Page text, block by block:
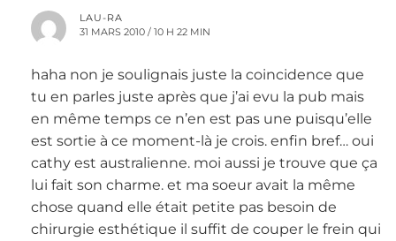
LAU-RA
31 MARS 2010 / 10 H 22 MIN
haha non je soulignais juste la coincidence que
tu en parles juste après que j’ai evu la pub mais
en même temps ce n’en est pas une puisqu’elle
est sortie à ce moment-là je crois. enfin bref… oui
cathy est australienne. moi aussi je trouve que ça
lui fait son charme. et ma soeur avait la même
chose quand elle était petite pas besoin de
chirurgie esthétique il suffit de couper le frein qui